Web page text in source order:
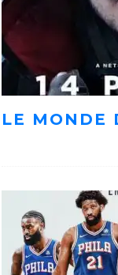
LE MONDE